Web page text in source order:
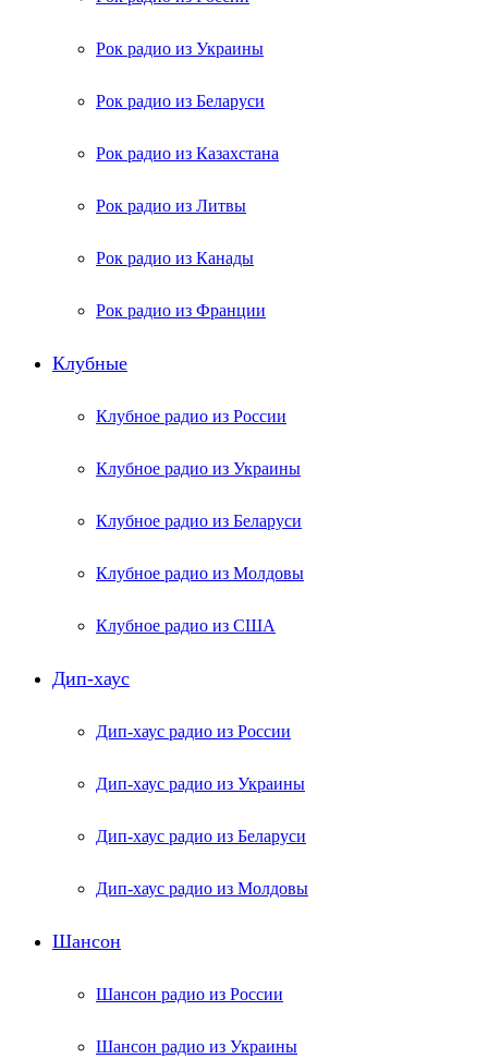
Рок радио из Украины
Рок радио из Беларуси
Рок радио из Казахстана
Рок радио из Литвы
Рок радио из Канады
Рок радио из Франции
Клубные
Клубное радио из России
Клубное радио из Украины
Клубное радио из Беларуси
Клубное радио из Молдовы
Клубное радио из США
Дип-хаус
Дип-хаус радио из России
Дип-хаус радио из Украины
Дип-хаус радио из Беларуси
Дип-хаус радио из Молдовы
Шансон
Шансон радио из России
Шансон радио из Украины